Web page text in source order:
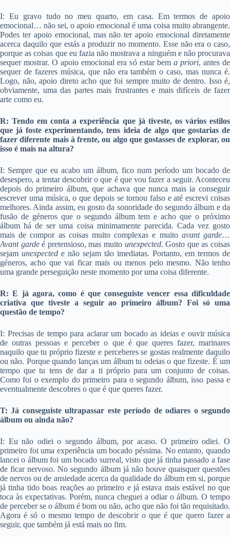
I: Eu gravo tudo no meu quarto, em casa. Em termos de apoio
emocional… não sei, o apoio emocional é uma coisa muito abrangente.
Podes ter apoio emocional, mas não ter apoio emocional diretamente
acerca daquilo que estás a produzir no momento. Esse não era o caso,
porque as coisas que eu fazia não mostrava a ninguém e não procurava
sequer mostrar. O apoio emocional era só estar bem a priori, antes de
sequer de fazeres música, que não era também o caso, mas nunca é.
Logo, não, apoio direto acho que foi sempre muito de dentro. Isso é,
obviamente, uma das partes mais frustrantes e mais difíceis de fazer
arte como eu.
R: Tendo em conta a experiência que já tiveste, os vários estilos
que já foste experimentando, tens ideia de algo que gostarias de
fazer diferente mais à frente, ou algo que gostasses de explorar, ou
isso é mais na altura?
I: Sempre que eu acabo um álbum, fico num período um bocado de
desespero, a tentar descobrir o que é que vou fazer a seguir. Aconteceu
depois do primeiro álbum, que achava que nunca mais ia conseguir
escrever uma música, o que depois se tornou falso e até escrevi coisas
melhores. Ainda assim, eu gosto da sonoridade do segundo álbum e da
fusão de géneros que o segundo álbum tem e acho que o próximo
álbum há de ser uma coisa minimamente parecida. Cada vez gosto
mais de compor as coisas muito complexas e muito avant garde…
Avant gardeé pretensioso, mas muito unexpected. Gosto que as coisas
sejam unexpected e não sejam tão imediatas. Portanto, em termos de
géneros, acho que vai ficar mais ou menos pelo mesmo. Não tenho
uma grande perseguição neste momento por uma coisa diferente.
R: E já agora, como é que conseguiste vencer essa dificuldade
criativa que tiveste a seguir ao primeiro álbum? Foi só uma
questão de tempo?
I: Precisas de tempo para aclarar um bocado as ideias e ouvir música
de outras pessoas e perceber o que é que queres fazer, marinares
naquilo que tu próprio fizeste e perceberes se gostas realmente daquilo
ou não. Porque quando lanças um álbum tu odeias o que fizeste. É um
tempo que tu tens de dar a ti próprio para um conjunto de coisas.
Como foi o exemplo do primeiro para o segundo álbum, isso passa e
eventualmente descobres o que é que queres fazer.
T: Já conseguiste ultrapassar este período de odiares o segundo
álbum ou ainda não?
I: Eu não odiei o segundo álbum, por acaso. O primeiro odiei. O
primeiro foi uma experiência um bocado péssima. No entanto, quando
lancei o álbum foi um bocado surreal, visto que já tinha passado a fase
de ficar nervoso. No segundo álbum já não houve quaisquer questões
de nervos ou de ansiedade acerca da qualidade do álbum em si, porque
já tinha tido boas reações ao primeiro e já estava mais estável no que
toca às expectativas. Porém, nunca cheguei a odiar o álbum. O tempo
de perceber se o álbum é bom ou não, acho que não foi tão requisitado.
Agora é só o mesmo tempo de descobrir o que é que quero fazer a
seguir, que também já está mais no fim.